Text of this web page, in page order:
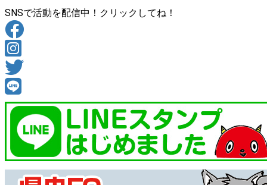
SNSで活動を配信中！クリックしてね！